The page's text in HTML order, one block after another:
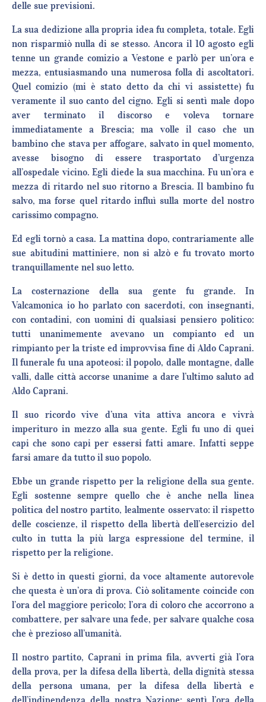
delle sue previsioni.
La sua dedizione alla propria idea fu completa, totale. Egli
non risparmiò nulla di se stesso. Ancora il 10 agosto egli
tenne un grande comizio a Vestone e parlò per un’ora e
mezza, entusiasmando una numerosa folla di ascoltatori.
Quel comizio (mi è stato detto da chi vi assistette) fu
veramente il suo canto del cigno. Egli si sentì male dopo
aver terminato il discorso e voleva tornare
immediatamente a Brescia; ma volle il caso che un
bambino che stava per affogare, salvato in quel momento,
avesse bisogno di essere trasportato d’urgenza
all’ospedale vicino. Egli diede la sua macchina. Fu un’ora e
mezza di ritardo nel suo ritorno a Brescia. Il bambino fu
salvo, ma forse quel ritardo influì sulla morte del nostro
carissimo compagno.
Ed egli tornò a casa. La mattina dopo, contrariamente alle
sue abitudini mattiniere, non si alzò e fu trovato morto
tranquillamente nel suo letto.
La costernazione della sua gente fu grande. In
Valcamonica io ho parlato con sacerdoti, con insegnanti,
con contadini, con uomini di qualsiasi pensiero politico:
tutti unanimemente avevano un compianto ed un
rimpianto per la triste ed improvvisa fine di Aldo Caprani.
Il funerale fu una apoteosi: il popolo, dalle montagne, dalle
valli, dalle città accorse unanime a dare l’ultimo saluto ad
Aldo Caprani.
Il suo ricordo vive d’una vita attiva ancora e vivrà
imperituro in mezzo alla sua gente. Egli fu uno di quei
capi che sono capi per essersi fatti amare. Infatti seppe
farsi amare da tutto il suo popolo.
Ebbe un grande rispetto per la religione della sua gente.
Egli sostenne sempre quello che è anche nella linea
politica del nostro partito, lealmente osservato: il rispetto
delle coscienze, il rispetto della libertà dell’esercizio del
culto in tutta la più larga espressione del termine, il
rispetto per la religione.
Si è detto in questi giorni, da voce altamente autorevole
che questa è un’ora di prova. Ciò solitamente coincide con
l’ora del maggiore pericolo; l’ora di coloro che accorrono a
combattere, per salvare una fede, per salvare qualche cosa
che è prezioso all’umanità.
Il nostro partito, Caprani in prima fila, avverti già l’ora
della prova, per la difesa della libertà, della dignità stessa
della persona umana, per la difesa della libertà e